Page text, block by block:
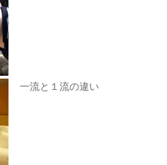
一流と１流の違い